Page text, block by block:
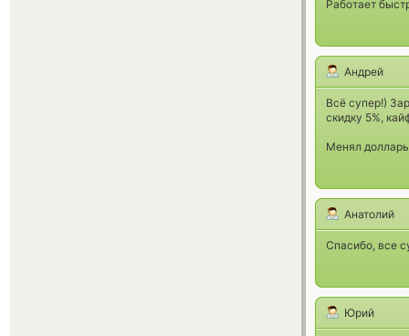
Работает
Андрей
Всё супер!)
скидку 5%,
Менял
Анатолий
Спасибо, все
Юрий